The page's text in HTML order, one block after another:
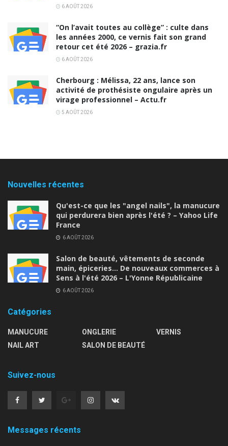
6 AOÛT 2026
“On l’avait toutes au collège” : culte dans
les années 2000, ce vernis fait son grand
retour cet été 2026 – grazia.fr
6 AOÛT 2026
Cherbourg : Mélissa, 22 ans, lance son
activité de prothésiste ongulaire après un
virage professionnel – Actu.fr
5 AOÛT 2026
Nouvelles récentes
Qu'est-ce que les "angel nails", la manucure
qui perdurera bien après l'été ? – Yahoo Life
France
6 AOÛT 2026
Salon de beauté, vêtements de seconde
main, épiceries… De nouveaux commerces à
Sens à l'été 2026 – L'Yonne Républicaine
6 AOÛT 2026
Catégories
MANUCURE
NAIL ART
ONGLERIE
SALON DE BEAUTÉ
VERNIS
Suivez-nous
Messages récents